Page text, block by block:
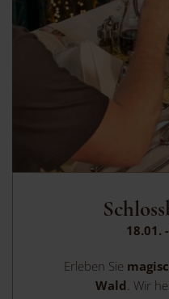
18.01.
Erleben Sie
Wald. Wir